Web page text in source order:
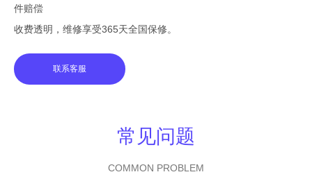
件赔偿
收费透明，维修享受365天全国保修。
联系客服
常见问题
COMMON PROBLEM